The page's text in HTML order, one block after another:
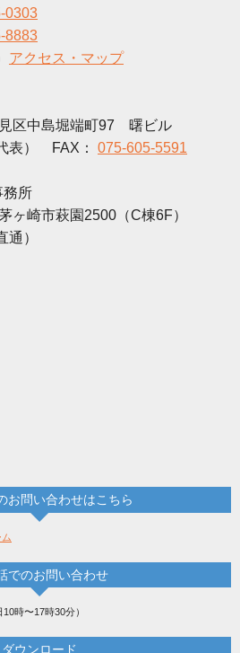
0303
8883
アクセス・マップ
区中島堀端町97 曙ビル
表） FAX： 075-605-5591
務所
崎市萩園2500（C棟6F）
）
お問い合わせはこちら
でのお問い合わせ
10時〜17時30分）
ダウンロード